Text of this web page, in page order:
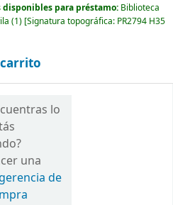
para préstamo: Biblioteca
(1) Signatura topográfica: PR2794 H35
lo
una
de